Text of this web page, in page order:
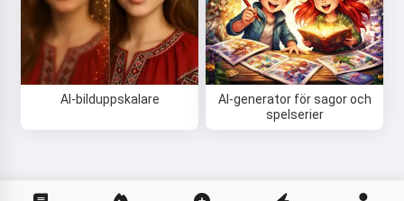
AI-bilduppskalare
AI-generator för sagor och
spelserier